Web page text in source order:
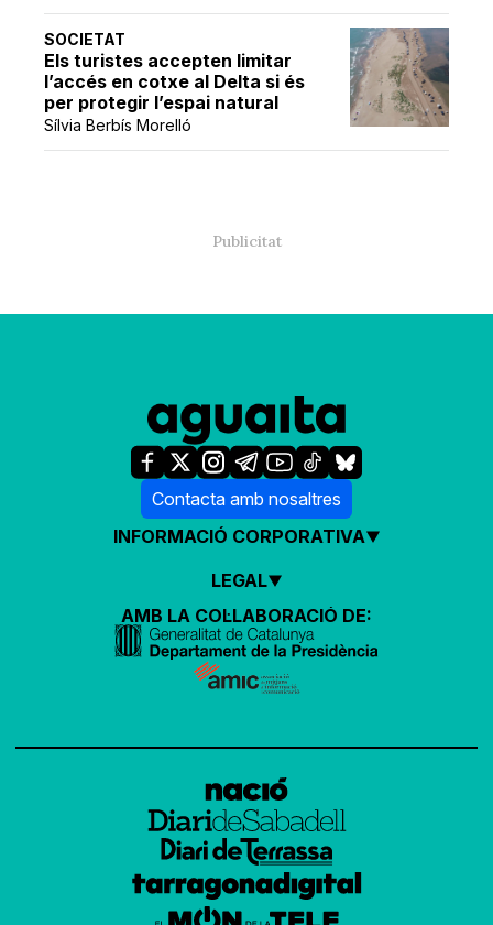
SOCIETAT
Els turistes accepten limitar
l’accés en cotxe al Delta si és
per protegir l’espai natural
Sílvia Berbís Morelló
Contacta amb nosaltres
INFORMACIÓ CORPORATIVA
LEGAL
AMB LA COL·LABORACIÓ DE: